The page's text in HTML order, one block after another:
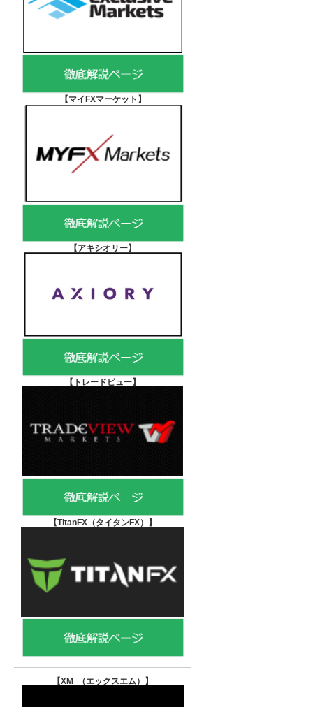
【マイFXマーケット 】
【アキシオリー】
【 トレードビュー】
【TitanFX（タイタンFX） 】
【XM （エックスエム） 】